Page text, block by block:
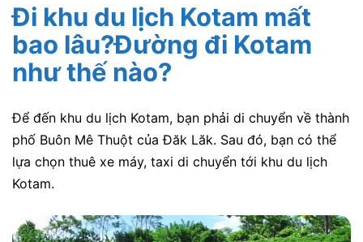
Đi khu du lịch Kotam mất
bao lâu?Đường đi Kotam
như thế nào?
Để đến khu du lịch Kotam, bạn phải di chuyển về thành
phố Buôn Mê Thuột của Đăk Lăk. Sau đó, bạn có thể
lựa chọn thuê xe máy, taxi di chuyển tới khu du lịch
Kotam.